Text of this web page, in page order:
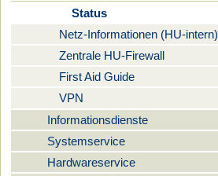
Status
Netz-Informationen (HU-intern)
Zentrale HU-Firewall
First Aid Guide
VPN
Informationsdienste
Systemservice
Hardwareservice